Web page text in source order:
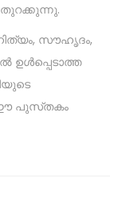
തുറക്കുന്നു.
സൗഹൃദം,
ഉൾപ്പെടാത്ത
ഈ പുസ്‌തകം